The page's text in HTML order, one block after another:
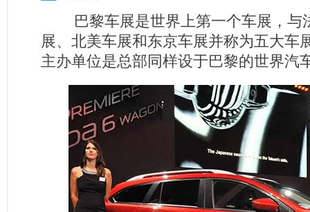
巴黎车展是世界上第一个车展，与
展、北美车展和东京车展并称为五大车
主办单位是总部同样设于巴黎的世界汽